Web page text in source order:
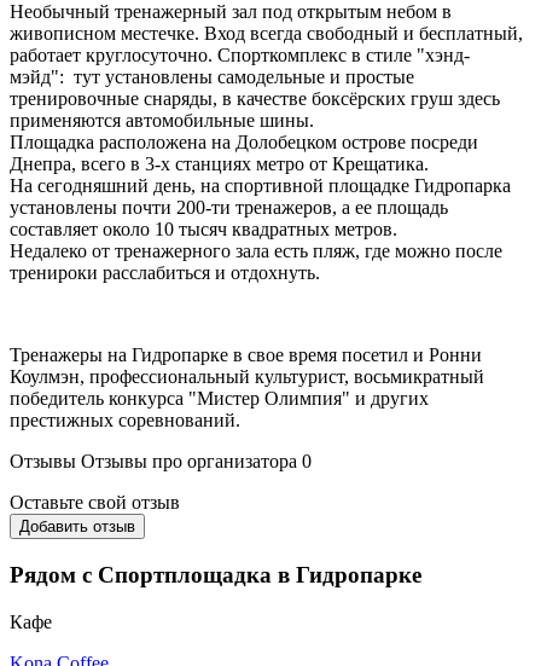
Необычный тренажерный зал под открытым небом в
живописном местечке. Вход всегда свободный и бесплатный,
работает круглосуточно. Спорткомплекс в стиле "хэнд-
мэйд": тут установлены самодельные и простые
тренировочные снаряды, в качестве боксёрских груш здесь
применяются автомобильные шины.
Площадка расположена на Долобецком острове посреди
Днепра, всего в 3-х станциях метро от Крещатика.
На сегодняшний день, на спортивной площадке Гидропарка
установлены почти 200-ти тренажеров, а ее площадь
составляет около 10 тысяч квадратных метров.
Недалеко от тренажерного зала есть пляж, где можно после
тренироки расслабиться и отдохнуть.
Тренажеры на Гидропарке в свое время посетил и Ронни
Коулмэн, профессиональный культурист, восьмикратный
победитель конкурса "Мистер Олимпия" и других
престижных соревнований.
Отзывы Отзывы про организатора 0
Оставьте свой отзыв
Добавить отзыв
Рядом с Спортплощадка в Гидропарке
Кафе